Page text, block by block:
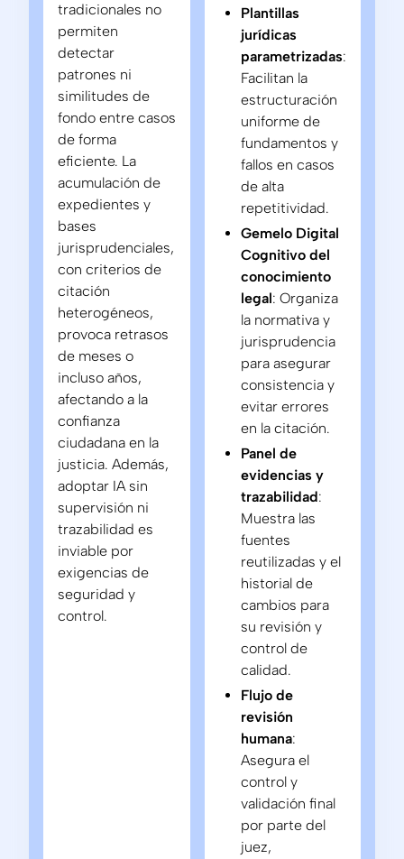
tradicionales no
permiten
detectar
patrones ni
similitudes de
fondo entre casos
de forma
eficiente. La
acumulación de
expedientes y
bases
jurisprudenciales,
con criterios de
citación
heterogéneos,
provoca retrasos
de meses o
incluso años,
afectando a la
confianza
ciudadana en la
justicia. Además,
adoptar IA sin
supervisión ni
trazabilidad es
inviable por
exigencias de
seguridad y
control.
Plantillas
jurídicas
parametrizadas:
Facilitan la
estructuración
uniforme de
fundamentos y
fallos en casos
de alta
repetitividad.
Gemelo Digital
Cognitivo del
conocimiento
legal: Organiza
la normativa y
jurisprudencia
para asegurar
consistencia y
evitar errores
en la citación.
Panel de
evidencias y
trazabilidad:
Muestra las
fuentes
reutilizadas y el
historial de
cambios para
su revisión y
control de
calidad.
Flujo de
revisión
humana:
Asegura el
control y
validación final
por parte del
juez,